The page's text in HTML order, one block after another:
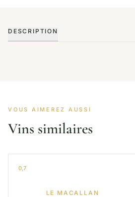
DESCRIPTION
VOUS AIMEREZ AUSSI
Vins similaires
0,7
LE MACALLAN